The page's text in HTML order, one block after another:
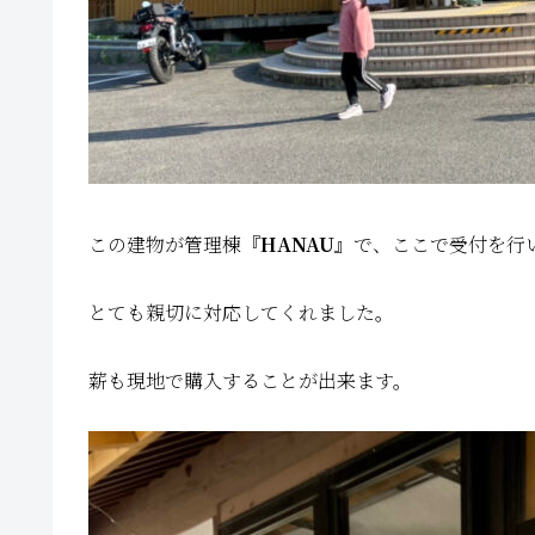
この建物が管理棟 『HANAU』 で、ここで受付を行
とても親切に対応してくれました。
薪も現地で購入することが出来ます。